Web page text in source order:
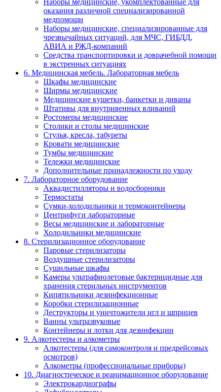
Наборы медицинские, укомплектованные для
оказания различной специализированной
медпомощи
Наборы медицинские, специализированные для
чрезвычайных ситуаций, для МЧС, ГИБДД,
АВИА и РЖД-компаний
Средства транспортировки и доврачебной помощи
в экстренных ситуациях
6. Медицинская мебель. Лабораторная мебель
Шкафы медицинские
Ширмы медицинские
Медицинские кушетки, банкетки и диваны
Штативы для внутривенных вливаний
Ростомеры медицинские
Столики и столы медицинские
Стулья, кресла, табуреты
Кровати медицинские
Тумбы медицинские
Тележки медицинские
Дополнительные принадлежности по уходу
7. Лабораторное оборудование
Аквадистилляторы и водосборники
Термостаты
Сумки-холодильники и термоконтейнеры
Центрифуги лабораторные
Весы медицинские и лабораторные
Холодильники медицинские
8. Стерилизационное оборудование
Паровые стерилизаторы
Воздушные стерилизаторы
Сушильные шкафы
Камеры ультрафиолетовые бактерицидные для
хранения стерильных инструментов
Кипятильники дезинфекционные
Коробки стерилизационные
Деструкторы и уничтожители игл и шприцев
Ванны ультразвуковые
Контейнеры и лотки для дезинфекции
9. Алкотестеры и алкометры
Алкотестеры (для самоконтроля и предрейсовых
осмотров)
Алкометры (профессиональные приборы)
10. Диагностическое и реанимационное оборудование
Электрокардиографы